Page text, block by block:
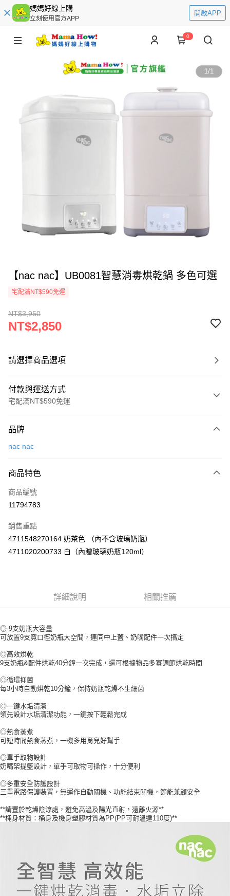
媽媽好線上購
立刻使用官方APP
開啟APP
0
1/1
【nac nac】UB0081智慧消毒烘乾鍋 多色可選
宅配滿NT$590免運
NT$3,950
NT$2,850
請選擇商品選項
付款與運送方式
宅配滿NT$590免運
信用卡一次付款
Apple Pay
街口支付
Google Pay
AFTEE先享後付
１．簡單：不需註冊會員、不需綁卡、不需儲值。
【「AFTEE先享後付」結帳流程】
結帳頁面，進行簡訊認證並確認金額後，即可完成結帳。
２．訂單成立數日內，您將收到繳費通知簡訊。
３．收到繳費通知簡訊後14天內，點擊此簡訊中的連結，可透過四大超商／
ATM／網路銀行／等多元方式進行付款，方視為交易完成。
※ 請注意：結帳手續完成當下不需立刻繳費，但若您需要取消訂單，請聯絡
購買商品的店家。未經商家同意取消之訂單仍視為有效，需透過AFTEE先享
後付繳納相關費用。
是否繳費成功／繳費後需取消欲退款等相關疑問，請聯繫「AFTEE先享後付
客戶支援中心」 https://netprotections.freshdesk.com/support/home
【注意事項】
１．透過由恩沛科技股份有限公司提供之「AFTEE先享後付」服務完成之交
權轉讓予恩沛科技股份有限公司。
２．關於個人資料處理事宜，請瀏覽以下網址：
https://aftee.tw/terms/#terms3
３．未成年的使用者請事先徵得法定代理人或監護人之同意方可使用
「AFTEE先享後付」，若未經同意申辦者引起之損失，本公司不負相關責
４．使用「AFTEE先享後付」時，將依據個別帳號之用戶狀況，依本公司即
時審查核予不同之上限額度；若仍有額度不足之情形，本公司將視審查結果
請求用戶進行身份認證。
５．嚴禁一人註冊多個帳號或使用他人資訊註冊。若發現惡意使用之情形，
恩沛科技股份有限公司將有權停止該用戶之使用額度並採取法律行動。
宅配
每筆NT$100，滿NT$590(含以上)免運費
離島宅配
品牌
nac nac
商品特色
商品編號
11794783
銷售重點
4711548270164 奶茶色 （內不含玻璃奶瓶）
4711020200733 白（內贈玻璃奶瓶120ml）
詳細說明 相關推薦
◎ 9支奶瓶大容量
可放置9支寬口徑奶瓶大空間，連同中上蓋、奶嘴配件一次搞定
◎高效烘乾
9支奶瓶&配件烘乾40分鐘一次完成，還可根據物品多寡調節烘乾時間
◎循環抑菌
每3小時自動烘乾10分鐘，保持奶瓶乾燥不生細菌
◎一鍵水垢清潔
領先設計水垢清潔功能，一鍵按下輕鬆完成
◎熱食蒸煮
可短時間熱食蒸煮，一機多用育兒好幫手
◎單手取物設計
奶嘴架提籃設計，單手可取物可操作，十分便利
◎多重安全防護設計
三重電路保護裝置，無運作自動關機、功能結束關機，節能兼顧安全
**請置於乾燥陰涼處，避免高溫及陽光直射，遠離火源**
**桶身材質：桶身及機身塑膠材質為PP(PP可耐溫達110度)**